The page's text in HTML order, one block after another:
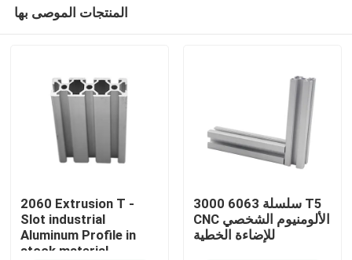
المنتجات الموصى بها
2060 Extrusion T -
Slot industrial
Aluminum Profile in
stock material
3000 سلسلة 6063 T5
CNC الألومنيوم الشخصي
للإضاءة الخطية